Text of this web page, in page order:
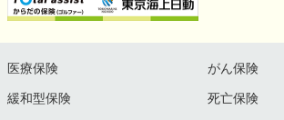
医療保険 がん保険
緩和型保険 死亡保険